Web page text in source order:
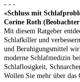
- - -
«Schluss mit
Corine Roth
Mit diesem Ratgeber
Schlafkiller und
und Beruhigungsmittel
moderne Schlafmedizin
Schlaflosigkeit,
Wollen Sie mehr über